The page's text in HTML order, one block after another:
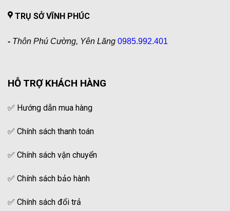
TRỤ SỞ VĨNH PHÚC
- Thôn Phú Cường, Yên Lãng 0985.992.401
HỖ TRỢ KHÁCH HÀNG
✅ Hướng dẫn mua hàng
✅ Chính sách thanh toán
✅ Chính sách vận chuyển
✅ Chính sách bảo hành
✅ Chính sách đổi trả